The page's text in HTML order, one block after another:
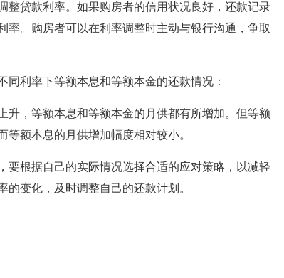
整贷款利率。如果购房者的信用状况良好，还款记录
率。购房者可以在利率调整时主动与银行沟通，争取
同利率下等额本息和等额本金的还款情况：
升，等额本息和等额本金的月供都有所增加。但等额
额本息的月供增加幅度相对较小。
要根据自己的实际情况选择合适的应对策略，以减轻
变化，及时调整自己的还款计划。